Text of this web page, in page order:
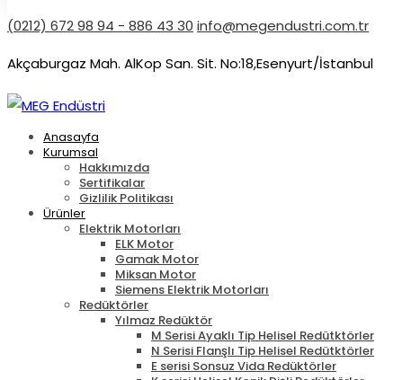
(0212) 672 98 94 - 886 43 30 info@megendustri.com.tr
Akçaburgaz Mah. AlKop San. Sit. No:18,Esenyurt/İstanbul
Anasayfa
Kurumsal
Hakkımızda
Sertifikalar
Gizlilik Politikası
Ürünler
Elektrik Motorları
ELK Motor
Gamak Motor
Miksan Motor
Siemens Elektrik Motorları
Redüktörler
Yılmaz Redüktör
M Serisi Ayaklı Tip Helisel Redütktörler
N Serisi Flanşlı Tip Helisel Redütktörler
E serisi Sonsuz Vida Redüktörler